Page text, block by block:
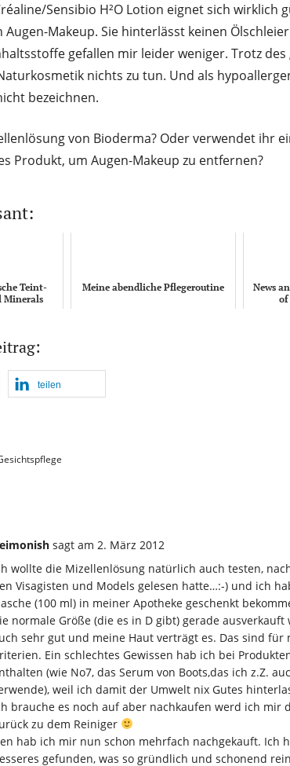
Sensibio H²O Lotion eignet sich wirklich
Augen-Makeup. Sie hinterlässt keinen
gefallen mir leider weniger. Trotz des
nichts zu tun. Und als
bezeichnen.
von Bioderma? Oder verwendet ihr
Produkt, um Augen-Makeup zu entfernen?
Teint-
Minerals
Meine abendliche Pflegeroutine
News
of
teilen
sagt am 2. März 2012
wollte die Mizellenlösung natürlich auch testen,
Visagisten und Models gelesen hatte…:-) und ich
(100 ml) in meiner Apotheke geschenkt
normale Größe (die es in D gibt) gerade ausverkauft
sehr gut und meine Haut verträgt es. Das sind für
Ein schlechtes Gewissen hab ich bei
(wie No7, das Serum von Boots,das ich z.Z.
weil ich damit der Umwelt nix Gutes
brauche es noch auf aber nachkaufen werd ich mir
zu dem Reiniger
hab ich mir nun schon mehrfach nachgekauft. Ich
gefunden, was so gründlich und schonend